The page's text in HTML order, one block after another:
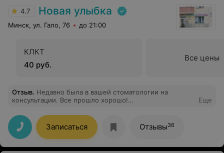
4.7 Новая улыбка
Минск, ул. Гало, 76 до 21:00
КЛКТ
40 руб.
Все цены
Отзыв. Недавно была в вашей стоматологии на
консультации. Все прошло хорошо!
объяснил, ответил на все мои вопросы и дал
необходимые рекомендации. Спасибо!
Еще
Записаться Отзывы36